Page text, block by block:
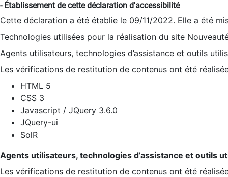
- Établissement de cette déclaration d'accessibilité
Cette déclaration a été établie le 09/11/2022. Elle a été
Technologies utilisées pour la réalisation du site
Agents utilisateurs, technologies d’assistance et outils
Les vérifications de restitution de contenus ont été
HTML 5
CSS 3
Javascript / JQuery 3.6.0
JQuery-ui
SolR
Agents utilisateurs, technologies d’assistance et outils
Les vérifications de restitution de contenus ont été